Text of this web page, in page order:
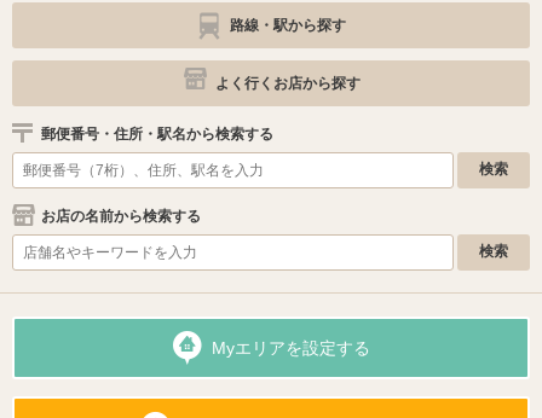
路線・駅から探す
よく行くお店から探す
郵便番号・住所・駅名から検索する
お店の名前から検索する
Myエリアを設定する